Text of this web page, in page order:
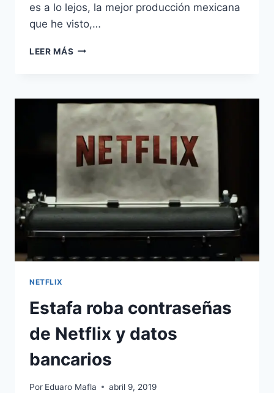
es a lo lejos, la mejor producción mexicana
que he visto,…
LEER MÁS NUESTRA
SEMANA
EN
NETFLIX
NETFLIX
Estafa roba contraseñas
de Netflix y datos
bancarios
Por Eduaro Mafla abril 9, 2019